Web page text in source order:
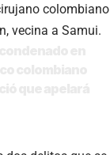
colombiano
vecina a Samui.